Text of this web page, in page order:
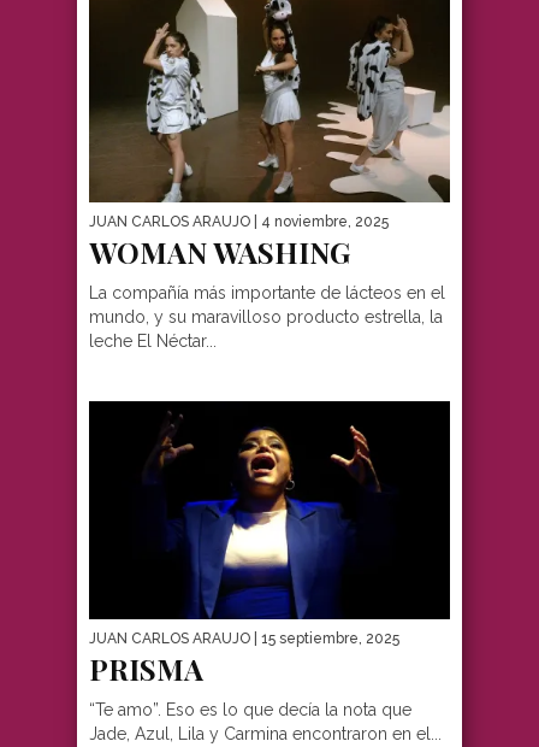
JUAN CARLOS ARAUJO | 4 noviembre, 2025
WOMAN WASHING
La compañía más importante de lácteos en el
mundo, y su maravilloso producto estrella, la
leche El Néctar...
JUAN CARLOS ARAUJO | 15 septiembre, 2025
PRISMA
“Te amo”. Eso es lo que decía la nota que
Jade, Azul, Lila y Carmina encontraron en el...